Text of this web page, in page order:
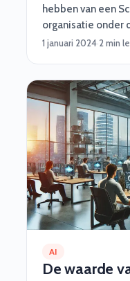
hebben van een
organisatie onder
snel
cruciale rol
te ondersteunen
en Scrum
het inhuren van
moeite waard is.
1 januari 2024·2 min
AI
De waarde